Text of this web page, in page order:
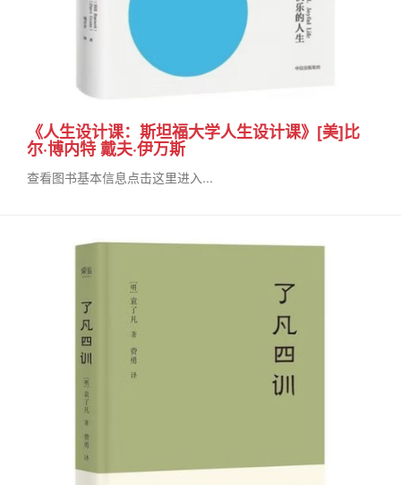
《人生设计课：斯坦福大学人生设计课》[美]比
尔·博内特 戴夫·伊万斯
查看图书基本信息点击这里进入...